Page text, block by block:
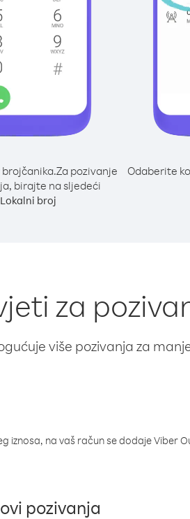
Za pozivanje
birajte na sljedeći
Lokalni broj
Odaberite
za
više pozivanja za
iznosa, na vaš račun se dodaje
pozivanja